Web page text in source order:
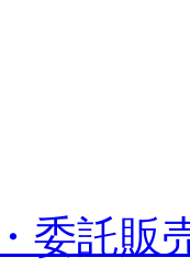
委託販